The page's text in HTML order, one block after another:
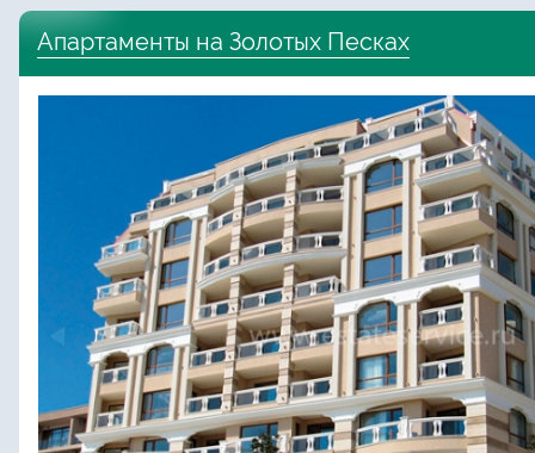
Апартаменты на Золотых Песках